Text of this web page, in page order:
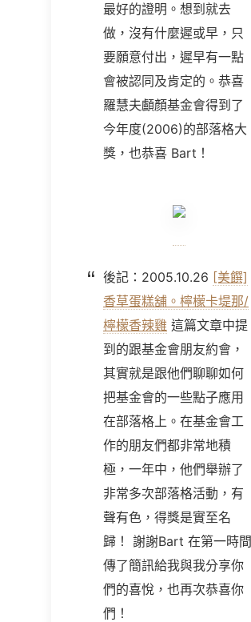
最好的證明。想到就去
做，沒有什麼遲或早，只
要願意付出，遲早有一點
會被認同及肯定的。恭喜
羅慧夫顱顏基金會得到了
今年度(2006)的部落格大
獎，也恭喜 Bart ！
後記：2005.10.26 [美饌]
香草蛋糕舖。檸檬卡堤那/
檸檬香辣雞 這篇文章中提
到的跟基金會朋友約會，
其實就是跟他們聊聊如何
把基金會的一些點子應用
在部落格上。在基金會工
作的朋友們都非常地積
極，一年中，他們舉辦了
非常多次部落格活動，有
聲有色，得獎是實至名
歸！ 謝謝Bart 在第一時間
傳了簡訊給我與我分享你
們的喜悅，也再次恭喜你
們！